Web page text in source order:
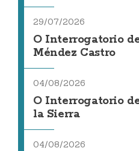
29/07/2026
O Interrogatorio
Méndez Castro
04/08/2026
O Interrogatorio
la Sierra
04/08/2026